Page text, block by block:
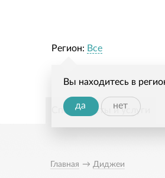
Регион: Все
Вы находитесь в
да нет
Специалисты и услуги
Главная → Диджеи